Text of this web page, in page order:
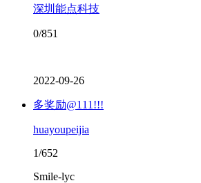
深圳能点科技
0/851
2022-09-26
多奖励@111!!!
huayoupeijia
1/652
Smile-lyc